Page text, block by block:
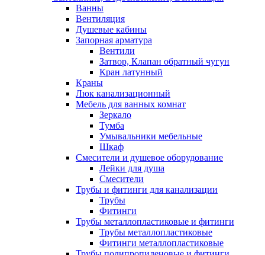
Ванны
Вентиляция
Душевые кабины
Запорная арматура
Вентили
Затвор, Клапан обратный чугун
Кран латунный
Краны
Люк канализационный
Мебель для ванных комнат
Зеркало
Тумба
Умывальники мебельные
Шкаф
Смесители и душевое оборудование
Лейки для душа
Смесители
Трубы и фитинги для канализации
Трубы
Фитинги
Трубы металлопластиковые и фитинги
Трубы металлопластиковые
Фитинги металлопластиковые